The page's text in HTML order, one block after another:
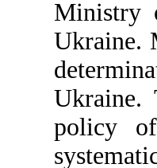
Ministry
Ukraine.
Ukraine.
policy